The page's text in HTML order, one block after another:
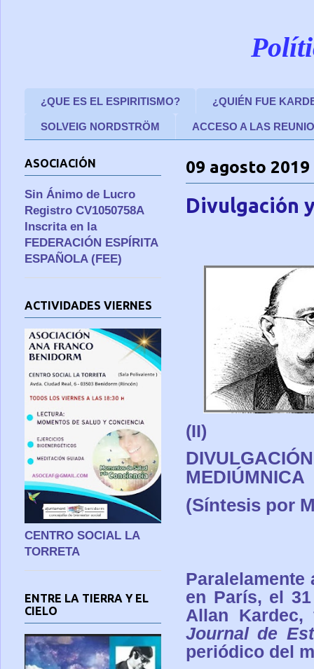
¿QUE ES EL ESPIRITISMO? ¿QUIÉN FUE
SOLVEIG NORDSTRÖM ACCESO A LAS
09 agosto 2019
Divulgación
(II)
MEDIÚMNICA
(Síntesis por
en París, el
Allan
Journal de
periódico del
ASOCIACIÓN
Sin Ánimo de Lucro
Registro CV1050758A
Inscrita en la
FEDERACIÓN ESPÍRITA
ESPAÑOLA (FEE)
ACTIVIDADES VIERNES
CENTRO SOCIAL LA
TORRETA
ENTRE LA TIERRA Y EL
CIELO